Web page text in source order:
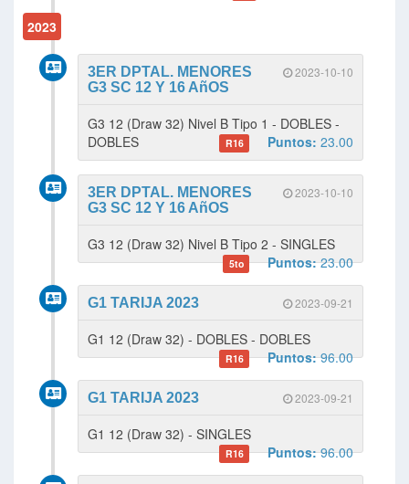
2023
2023-10-10
3ER DPTAL. MENORES
G3 SC 12 Y 16 AñOS
G3 12 (Draw 32) Nivel B Tipo 1 - DOBLES -
DOBLES
R16 Puntos: 23.00
2023-10-10
3ER DPTAL. MENORES
G3 SC 12 Y 16 AñOS
G3 12 (Draw 32) Nivel B Tipo 2 - SINGLES
5to Puntos:23.00
2023-09-21
G1 TARIJA 2023
G1 12 (Draw 32) - DOBLES - DOBLES
R16 Puntos:96.00
2023-09-21
G1 TARIJA 2023
G1 12 (Draw 32) - SINGLES
R16 Puntos:96.00